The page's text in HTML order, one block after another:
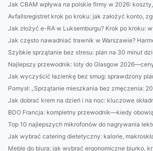
Jak CBAM wpływa na polskie firmy w 2026:
Avfallsregistret krok po kroku: jak założyć konto,
Jak złożyć e-RA w Luksemburgu? Krok po kroku:
Jak często nawadniać trawnik w Warszawie?
Szybkie sprzątanie bez stresu: plan na 30 minut
Najlepszy przewodnik: loty do Glasgow
Jak wyczyścić łazienkę bez smug: sprawdzony
Pomysł: „Sprzątanie mieszkania bez zmęczenia:
Jak dobrać krem na dzień i na noc: kluczowe
BDO Francja: kompletny przewodnik—kiedy
Top 10 najlepszych mikrofonów do nagrywania
Jak wybrać catering dietetyczny: kalorie,
Meble do biura: jak wybrać ergonomiczne biurko,